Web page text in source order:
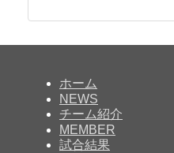
ホーム
NEWS
チーム紹介
MEMBER
試合結果